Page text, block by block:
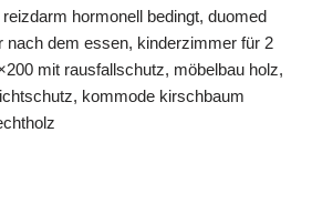
hormonell bedingt, duomed
nach dem essen, kinderzimmer für 2
mit rausfallschutz, möbelbau holz,
kommode kirschbaum